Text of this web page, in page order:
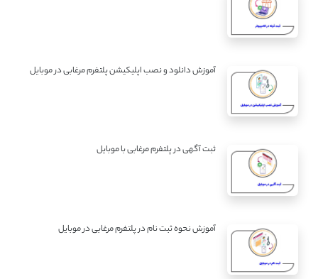
آموزش دانلود و نصب اپلیکیشن پلتفرم مرغابی در موبایل
ثبت آگهی در پلتفرم مرغابی با موبایل
آموزش نحوه ثبت نام در پلتفرم مرغابی در موبایل